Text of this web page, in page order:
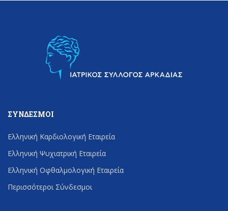
ΣΎΝΔΕΣΜΟΙ
Ελληνική Καρδιολογική Εταιρεία
Ελληνική Ψυχιατρική Εταιρεία
Ελληνική Οφθαλμολογική Εταιρεία
Περισσότεροι Σύνδεσμοι